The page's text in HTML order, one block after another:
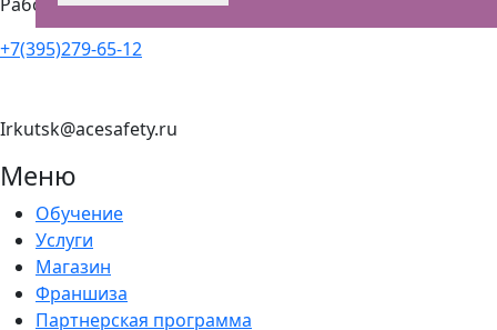
+7(395)279-65-12
Irkutsk@acesafety.ru
Меню
Обучение
Услуги
Магазин
Франшиза
Партнерская программа